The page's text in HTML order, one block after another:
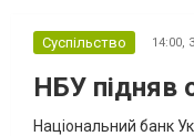
Суспільство 14:00,
НБУ підняв
Національний банк